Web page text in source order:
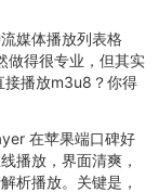
媒体播放列表格
做得很专业，但其实
接播放m3u8？你得
在苹果端口碑好
播放，界面清爽，
析播放。关键是，